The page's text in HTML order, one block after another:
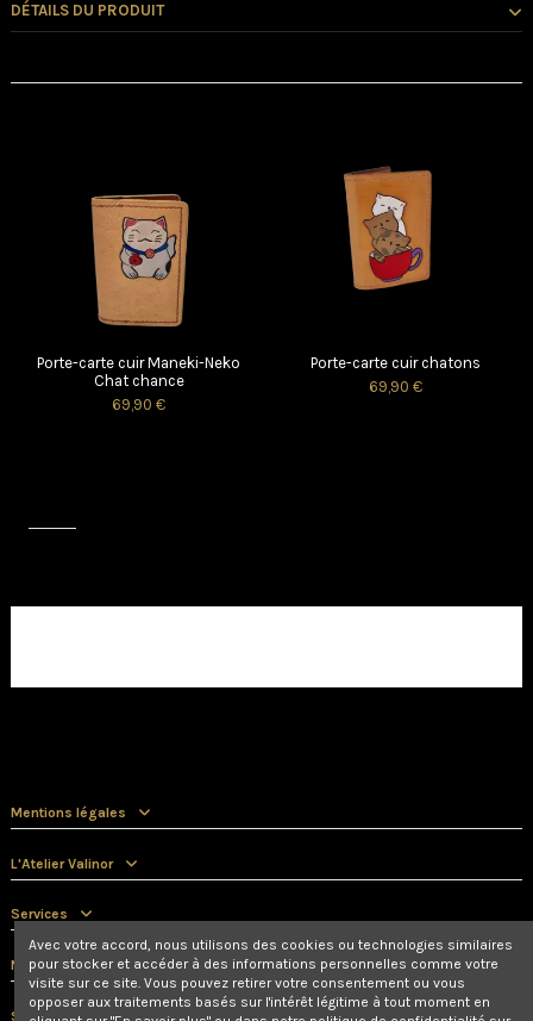
DÉTAILS DU PRODUIT
Porte-carte cuir Maneki-Neko
Chat chance
69,90 €
Porte-carte cuir chatons
69,90 €
Mentions légales
L'Atelier Valinor
Services
Nous contacter
Suivez-nous
Avec votre accord, nous utilisons des cookies ou technologies similaires
pour stocker et accéder à des informations personnelles comme votre
visite sur ce site. Vous pouvez retirer votre consentement ou vous
opposer aux traitements basés sur l'intérêt légitime à tout moment en